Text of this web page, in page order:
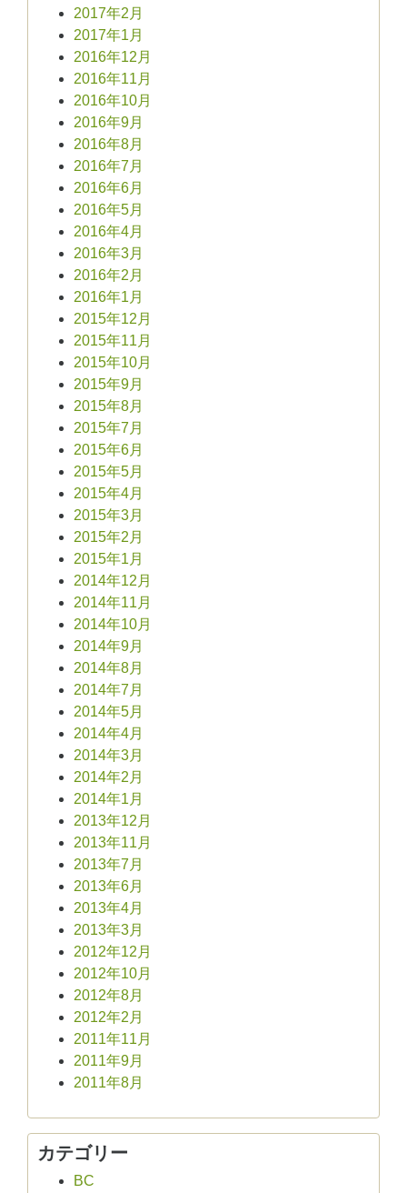
2017年2月
2017年1月
2016年12月
2016年11月
2016年10月
2016年9月
2016年8月
2016年7月
2016年6月
2016年5月
2016年4月
2016年3月
2016年2月
2016年1月
2015年12月
2015年11月
2015年10月
2015年9月
2015年8月
2015年7月
2015年6月
2015年5月
2015年4月
2015年3月
2015年2月
2015年1月
2014年12月
2014年11月
2014年10月
2014年9月
2014年8月
2014年7月
2014年5月
2014年4月
2014年3月
2014年2月
2014年1月
2013年12月
2013年11月
2013年7月
2013年6月
2013年4月
2013年3月
2012年12月
2012年10月
2012年8月
2012年2月
2011年11月
2011年9月
2011年8月
カテゴリー
BC